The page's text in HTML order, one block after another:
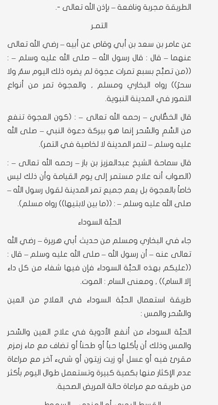
الطريقة مجربة ونافعة – بإذن الله تعالى -.
التمـر
عن عامر بن سعد بن أبي وقاص عن أبيه – رضي الله تعالى
عنهما – قال : قال رسول الله – صلى الله عليه وسلم – :
((من تصبَّح بسبع تمرات عجوة لم يضره ذلك اليوم سمٌ ولا
سحرٌ)) رواه البخاري ومسلم , والعجوة تمر من أنواع
التمور في المدينة النبوية.
قال الخطَّابي – رحمه الله تعالى – : (كون العجوة تنفع
من السَّمِ والسِّحر إنما هو ببركة دعوة النبي – صلى الله
عليه وسلم – لتمر المدينة لا لخاصية في التمر).
قال سماحة الشيخ عبدالعزيز بن باز – رحمه الله تعالى – :
(الصواب أنه علاج مستمر إلى يوم القيامة وأن ذلك ليس
خاصاً بالعجوة بل يعم جميع تمر المدينة لقول رسول الله –
صلى الله عليه وسلم – : ((ما بين لابتيها)) رواه مسلم).
الحبَّة السوداء
جاء في البخاري ومسلم من حديث أبي هريرة – رضي الله
تعالى عنه – أن رسول الله – صلى الله عليه وسلم – قال :
((عليكم بهذه الحبَّة السوداء فإن فيها شفاء من كل داء
إلا السام)) , ومعنى السام : الموت.
طريقة استعمال الحبَّة السوداء في العلاج من العين
والسِّحر والمس :
الحبَّة السوداء من أنفع الأدوية في علاج العين والسِّحر
والمس وذلك أن يأكلها حباً أو طحناً أو تضاف مع ماء زمزم
مقرئ فيه أو عسل أو زيت زيتون أو شيء آخر مع مراعاة
عدم الإكثار منها بكمية كبيرة وتستعمل طوال اليوم بأكثر
من طريقه مع مراعاة حالة المريض الصحية.